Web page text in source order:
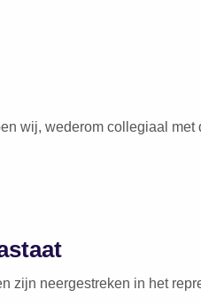
wij, wederom collegiaal met
zijn neergestreken in het